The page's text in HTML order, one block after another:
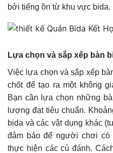
bởi tiếng ồn từ khu vực bida.
Lựa chọn và sắp xếp bàn
Việc lựa chọn và sắp xếp
chốt để tạo ra một không
Bạn cần lựa chọn những
lượng đạt tiêu chuẩn.
bida và các vật dụng khác
đảm bảo để người chơi có
thực hiện các cú đánh.